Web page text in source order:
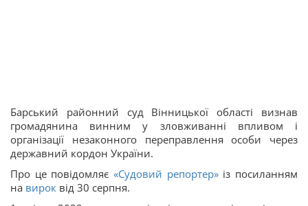
Барський районний суд Вінницької області визнав
громадянина винним у зловживанні впливом і
організації незаконного переправлення особи через
державний кордон України.
Про це повідомляє «Судовий репортер»із посиланням
на вирок від 30 серпня.